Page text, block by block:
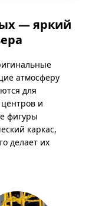
— яркий
атмосферу
для
и
фигуры
каркас,
делает их